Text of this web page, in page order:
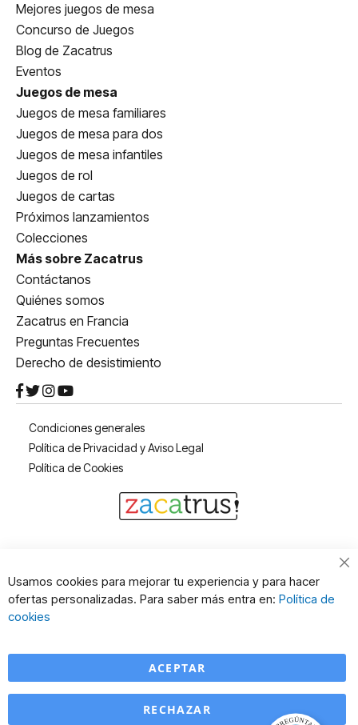
Mejores juegos de mesa
Concurso de Juegos
Blog de Zacatrus
Eventos
Juegos de mesa
Juegos de mesa familiares
Juegos de mesa para dos
Juegos de mesa infantiles
Juegos de rol
Juegos de cartas
Próximos lanzamientos
Colecciones
Más sobre Zacatrus
Contáctanos
Quiénes somos
Zacatrus en Francia
Preguntas Frecuentes
Derecho de desistimiento
Condiciones generales
Política de Privacidad y Aviso Legal
Política de Cookies
Usamos cookies para mejorar tu experiencia y para hacer
ofertas personalizadas. Para saber más entra en: Política de
cookies
ACEPTAR
RECHAZAR